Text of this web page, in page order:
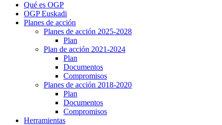
Qué es OGP
OGP Euskadi
Planes de acción
Planes de acción 2025-2028
Plan
Plan de acción 2021-2024
Plan
Documentos
Compromisos
Planes de acción 2018-2020
Plan
Documentos
Compromisos
Herramientas